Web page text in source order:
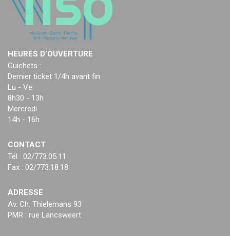
HEURES D’OUVERTURE
Guichets :
Dernier ticket 1/4h avant fin
Lu - Ve
8h30 - 13h
Mercredi
14h - 16h
CONTACT
Tél : 02/773.05.11
Fax : 02/773.18.18
ADRESSE
Av. Ch. Thielemans 93
PMR : rue Lancsweert